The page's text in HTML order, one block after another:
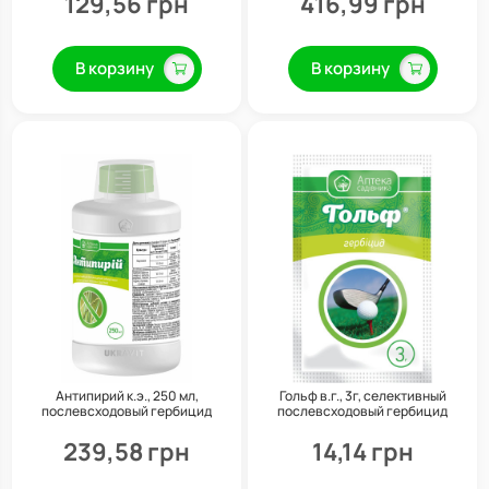
В корзину В корзину
Антипирий к.э., 250 мл,
послевсходовый гербицид
239,58 грн
Гольф в.г., 3г, селективный
послевсходовый гербицид
14,14 грн